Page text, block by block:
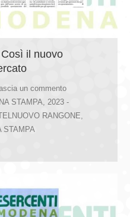
il nuovo
un commento
STAMPA
2023 -
RANGONE
STAMPA